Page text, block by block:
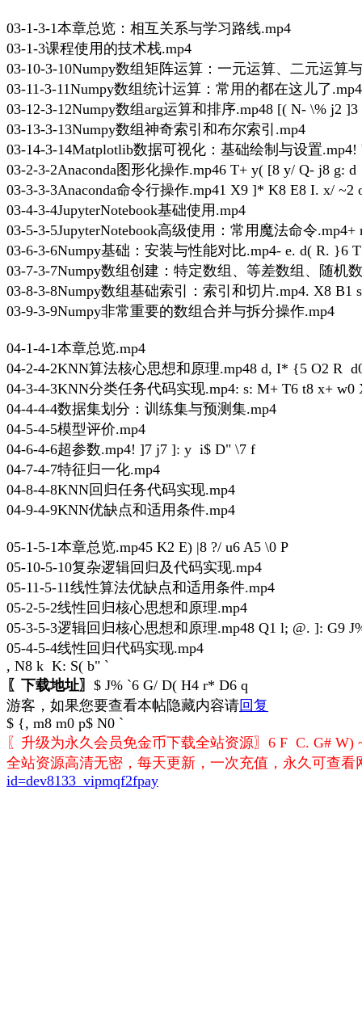
03-1-3-1本章总览：相互关系与学习路线.mp4
03-1-3课程使用的技术栈.mp4
03-10-3-10Numpy数组矩阵运算：一元运算、二元运算
03-11-3-11Numpy数组统计运算：常用的都在这儿了.mp4
03-12-3-12Numpy数组arg运算和排序.mp48 [( N- \% j2 ]3
03-13-3-13Numpy数组神奇索引和布尔索引.mp4
03-14-3-14Matplotlib数据可视化：基础绘制与设置.mp4!
03-2-3-2Anaconda图形化操作.mp46 T+ y( [8 y/ Q- j8 g: d
03-3-3-3Anaconda命令行操作.mp41 X9 ]* K8 E8 I. x/ ~2
03-4-3-4JupyterNotebook基础使用.mp4
03-5-3-5JupyterNotebook高级使用：常用魔法命令.mp4+
03-6-3-6Numpy基础：安装与性能对比.mp4- e. d( R. }6
03-7-3-7Numpy数组创建：特定数组、等差数组、随机
03-8-3-8Numpy数组基础索引：索引和切片.mp4. X8 B1
03-9-3-9Numpy非常重要的数组合并与拆分操作.mp4
04-1-4-1本章总览.mp4
04-2-4-2KNN算法核心思想和原理.mp48 d, I* {5 O2 R
04-3-4-3KNN分类任务代码实现.mp4: s: M+ T6 t8 x+ w0
04-4-4-4数据集划分：训练集与预测集.mp4
04-5-4-5模型评价.mp4
04-6-4-6超参数.mp4! ]7 j7 ]: y i$ D" \7 f
04-7-4-7特征归一化.mp4
04-8-4-8KNN回归任务代码实现.mp4
04-9-4-9KNN优缺点和适用条件.mp4
05-1-5-1本章总览.mp45 K2 E) |8 ?/ u6 A5 \0 P
05-10-5-10复杂逻辑回归及代码实现.mp4
05-11-5-11线性算法优缺点和适用条件.mp4
05-2-5-2线性回归核心思想和原理.mp4
05-3-5-3逻辑回归核心思想和原理.mp48 Q1 l; @. ]: G9
05-4-5-4线性回归代码实现.mp4
, N8 k K: S( b" `
〖下载地址〗 $ J% `6 G/ D( H4 r* D6 q
游客，如果您要查看本帖隐藏内容请回复
$ {, m8 m0 p$ N0 `
〖升级为永久会员免金币下载全站资源〗 6 F C. G# W)
全站资源高清无密，每天更新，一次充值，永久可查看
id=dev8133_vipmqf2fpay